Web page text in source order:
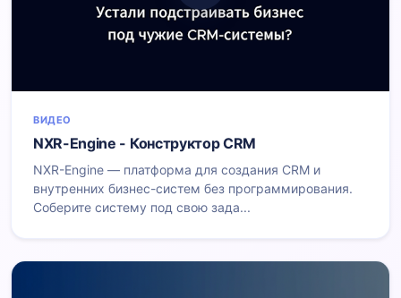
ВИДЕО
NXR-Engine - Конструктор CRM
NXR-Engine — платформа для создания CRM и
внутренних бизнес-систем без программирования.
Соберите систему под свою зада...